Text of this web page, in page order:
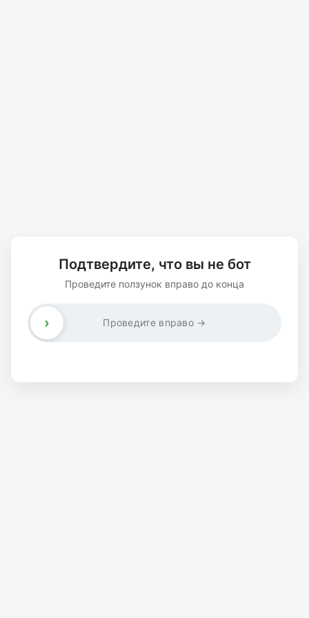
Подтвердите, что вы не бот
Проведите ползунок вправо до конца
Проведите вправо →
›